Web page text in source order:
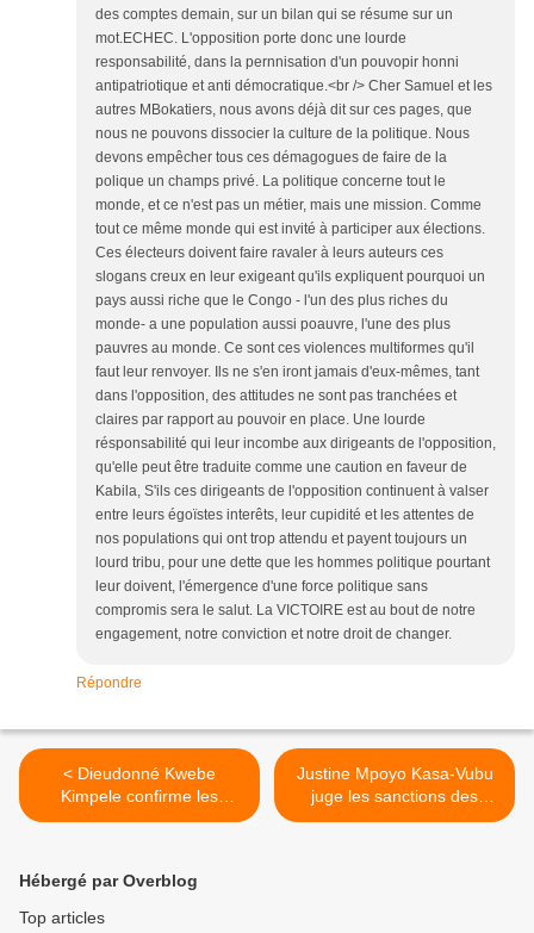
des comptes demain, sur un bilan qui se résume sur un
mot.ECHEC. L'opposition porte donc une lourde
responsabilité, dans la pernnisation d'un pouvopir honni
antipatriotique et anti démocratique.<br /> Cher Samuel et les
autres MBokatiers, nous avons déjà dit sur ces pages, que
nous ne pouvons dissocier la culture de la politique. Nous
devons empêcher tous ces démagogues de faire de la
polique un champs privé. La politique concerne tout le
monde, et ce n'est pas un métier, mais une mission. Comme
tout ce même monde qui est invité à participer aux élections.
Ces électeurs doivent faire ravaler à leurs auteurs ces
slogans creux en leur exigeant qu'ils expliquent pourquoi un
pays aussi riche que le Congo - l'un des plus riches du
monde- a une population aussi poauvre, l'une des plus
pauvres au monde. Ce sont ces violences multiformes qu'il
faut leur renvoyer. Ils ne s'en iront jamais d'eux-mêmes, tant
dans l'opposition, des attitudes ne sont pas tranchées et
claires par rapport au pouvoir en place. Une lourde
résponsabilité qui leur incombe aux dirigeants de l'opposition,
qu'elle peut être traduite comme une caution en faveur de
Kabila, S'ils ces dirigeants de l'opposition continuent à valser
entre leurs égoïstes interêts, leur cupidité et les attentes de
nos populations qui ont trop attendu et payent toujours un
lourd tribu, pour une dette que les hommes politique pourtant
leur doivent, l'émergence d'une force politique sans
compromis sera le salut. La VICTOIRE est au bout de notre
engagement, notre conviction et notre droit de changer.
Répondre
< Dieudonné Kwebe
Kimpele confirme les
origines togolaises de l’ex-
Justine Mpoyo Kasa-Vubu
juge les sanctions des
occidentaux molles et
Hébergé par Overblog
Top articles